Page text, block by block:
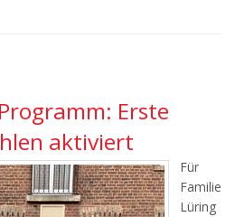
Erste
aktiviert
Für
Familie
Lüring